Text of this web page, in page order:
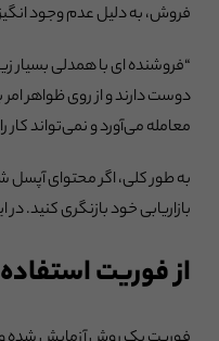
فروش، به دلیل عدم وجود
“فروشنده ای با همدلی بسیار
دوست دارند و از روی ظواهر امر
معامله می‌آورد و نمی‌تواند
به طور کلی، اگر محتوای آپسل
بازاریابی خود بازنگری کنید. در
از فوریت